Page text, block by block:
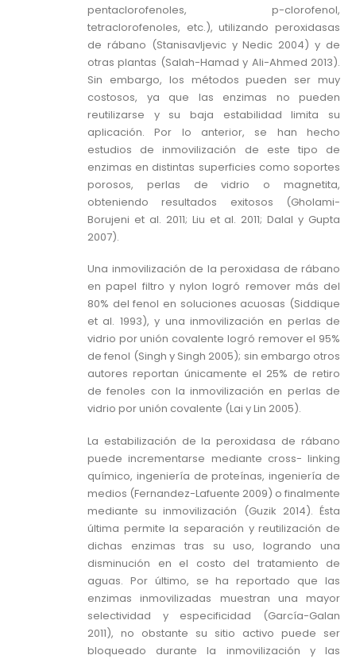
pentaclorofenoles, p-clorofenol,
tetraclorofenoles, etc.), utilizando peroxidasas
de rábano (Stanisavljevic y Nedic 2004) y de
otras plantas (Salah-Hamad y Ali-Ahmed 2013).
Sin embargo, los métodos pueden ser muy
costosos, ya que las enzimas no pueden
reutilizarse y su baja estabilidad limita su
aplicación. Por lo anterior, se han hecho
estudios de inmovilización de este tipo de
enzimas en distintas superficies como soportes
porosos, perlas de vidrio o magnetita,
obteniendo resultados exitosos (Gholami-
Borujeni et al. 2011; Liu et al. 2011; Dalal y Gupta
2007).
Una inmovilización de la peroxidasa de rábano
en papel filtro y nylon logró remover más del
80% del fenol en soluciones acuosas (Siddique
et al. 1993), y una inmovilización en perlas de
vidrio por unión covalente logró remover el 95%
de fenol (Singh y Singh 2005); sin embargo otros
autores reportan únicamente el 25% de retiro
de fenoles con la inmovilización en perlas de
vidrio por unión covalente (Lai y Lin 2005).
La estabilización de la peroxidasa de rábano
puede incrementarse mediante cross- linking
químico, ingeniería de proteínas, ingeniería de
medios (Fernandez-Lafuente 2009) o finalmente
mediante su inmovilización (Guzik 2014). Ésta
última permite la separación y reutilización de
dichas enzimas tras su uso, logrando una
disminución en el costo del tratamiento de
aguas. Por último, se ha reportado que las
enzimas inmovilizadas muestran una mayor
selectividad y especificidad (García-Galan
2011), no obstante su sitio activo puede ser
bloqueado durante la inmovilización y las